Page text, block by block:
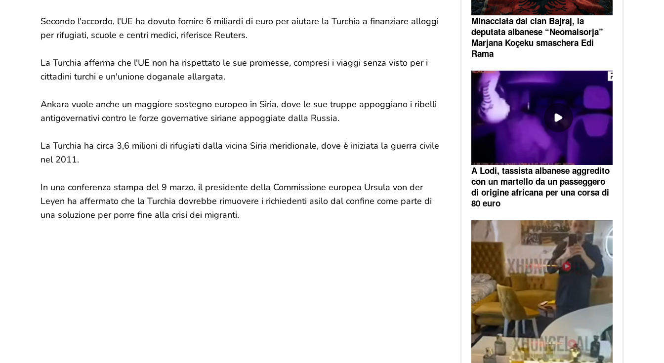
Secondo l'accordo, l'UE ha dovuto fornire 6 miliardi di euro per aiutare la Turchia a finanziare alloggi
per rifugiati, scuole e centri medici, riferisce Reuters.
La Turchia afferma che l'UE non ha rispettato le sue promesse, compresi i viaggi senza visto per i
cittadini turchi e un'unione doganale allargata.
Ankara vuole anche un maggiore sostegno europeo in Siria, dove le sue truppe appoggiano i ribelli
antigovernativi contro le forze governative siriane appoggiate dalla Russia.
La Turchia ha circa 3,6 milioni di rifugiati dalla vicina Siria meridionale, dove è iniziata la guerra civile
nel 2011.
In una conferenza stampa del 9 marzo, il presidente della Commissione europea Ursula von der
Leyen ha affermato che la Turchia dovrebbe rimuovere i richiedenti asilo dal confine come parte di
una soluzione per porre fine alla crisi dei migranti.
Minacciata dal clan Bajraj, la
deputata albanese “Neomalsorja”
Marjana Koçeku smaschera Edi
Rama
A Lodi, tassista albanese aggredito
con un martello da un passeggero
di origine africana per una corsa di
80 euro